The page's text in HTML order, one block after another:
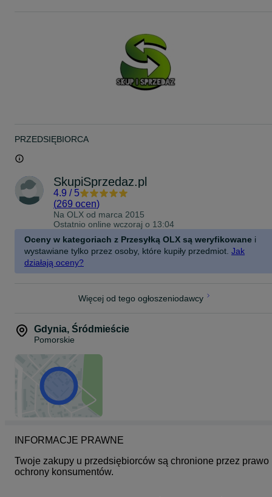
(sklep między Pizza Hut a Starbucks)
Na sprzedaż mamy złoty wisiorek / medalik damski / męski.
Wykonany ze złota próby 585, wyraźnie cechowany:
- złoto 585
- lite złoto
Wisiorek jest w bardzo dobrym stanie wizualnym.
Waga - 1.45 gram
PRZEDSIĘBIORCA
SkupiSprzedaz.pl
4.9 / 5
(269 ocen)
Na OLX od marca 2015
Ostatnio online wczoraj o 13:04
Oceny w kategoriach z Przesyłką OLX są weryfikowane i
wystawiane tylko przez osoby, które kupiły przedmiot. Jak
działają oceny?
Więcej od tego ogłoszeniodawcy
Gdynia, Śródmieście
Pomorskie
INFORMACJE PRAWNE
Twoje zakupy u przedsiębiorców są chronione przez prawo
ochrony konsumentów.